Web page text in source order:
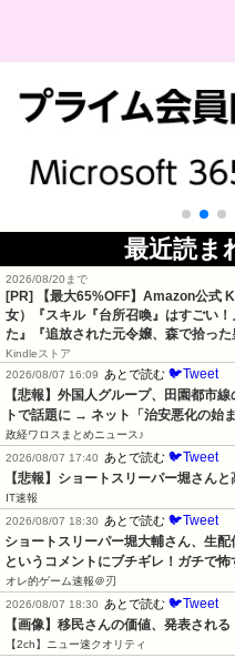
最近読ま
2026/08/20まで
[PR]
【最大65%OFF】Amazon公式
女）『スキル『台所召喚』はすごい
た』『追放された元令嬢、森で拾っ
Kindleストア
2026/08/07 16:09
あとで読む 🐦Tweet
【悲報】外国人グループ、田園都市
トで話題に → ネット「治安悪化の始ま
政経ワロスまとめニュース♪
2026/08/07 17:40
あとで読む 🐦Tweet
【悲報】ショートスリーパー堀さん
IT速報
2026/08/07 18:30
あとで読む 🐦Tweet
ショートスリーパー堀大輔さん、生
というコメントにブチギレ！ガチで怖
オレ的ゲーム速報＠刃
2026/08/07 18:30
あとで読む 🐦Tweet
【画像】移民さんの価値、発表される
【2ch】ニュー速クオリティ